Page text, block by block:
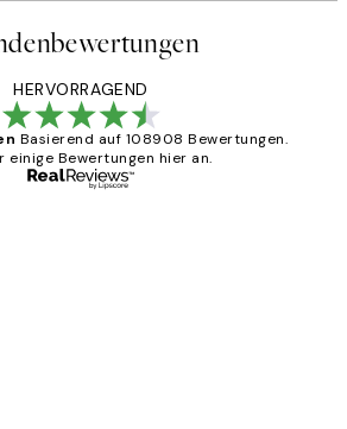
HERVORRAGEND
Basierend auf 108908 Bewertungen.
einige Bewertungen hier an.